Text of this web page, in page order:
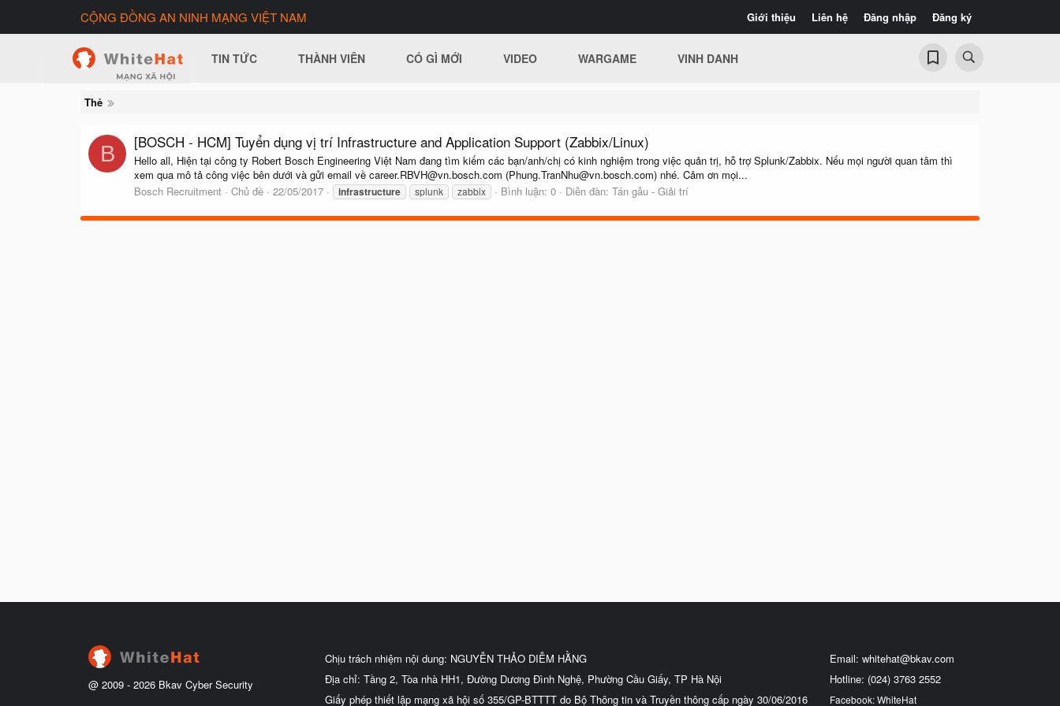
Giới thiệu Liên hệ Đăng nhập Đăng ký
CỘNG ĐỒNG AN NINH MẠNG VIỆT NAM
TIN TỨC THÀNH VIÊN CÓ GÌ MỚI VIDEO WARGAME VINH DANH
Thẻ
B [BOSCH - HCM] Tuyển dụng vị trí Infrastructure and Application Support (Zabbix/Linux)
Hello all, Hiện tại công ty Robert Bosch Engineering Việt Nam đang tìm kiếm các bạn/anh/chị có kinh nghiệm trong việc quản trị, hỗ trợ Splunk/Zabbix. Nếu mọi người quan tâm thì
xem qua mô tả công việc bên dưới và gửi email về career.RBVH@vn.bosch.com (Phung.TranNhu@vn.bosch.com) nhé. Cảm ơn mọi...
Bosch Recruitment
Chủ đề 22/05/2017 infrastructure splunk zabbix Bình luận: 0 Diễn đàn: Tán gẫu - Giải trí
@ 2009 - 2026 Bkav Cyber Security
Chịu trách nhiệm nội dung: NGUYỄN THẢO DIỄM HẰNG
Địa chỉ: Tầng 2, Tòa nhà HH1, Đường Dương Đình Nghệ, Phường Cầu Giấy, TP Hà Nội
Giấy phép thiết lập mạng xã hội số 355/GP-BTTTT do Bộ Thông tin và Truyền thông cấp ngày 30/06/2016
Email: whitehat@bkav.com
Hotline: (024) 3763 2552
Facebook: WhiteHat